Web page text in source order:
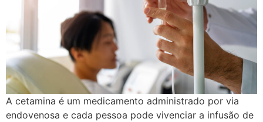
A cetamina é um medicamento administrado por via
endovenosa e cada pessoa pode vivenciar a infusão de